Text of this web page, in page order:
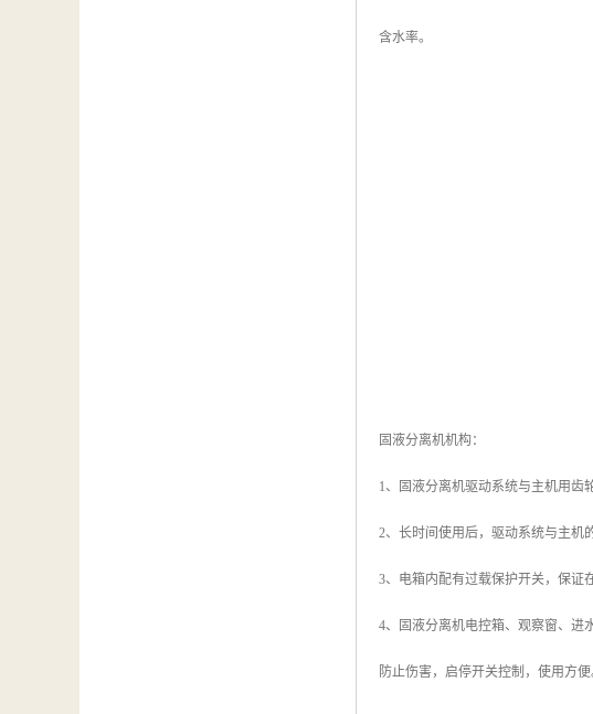
含水率。
固液分离机机构：
1、固液分离机驱动系统与主机用齿
2、长时间使用后，驱动系统与主机
3、电箱内配有过载保护开关，保证
4、固液分离机电控箱、观察窗、进
防止伤害，启停开关控制，使用方便